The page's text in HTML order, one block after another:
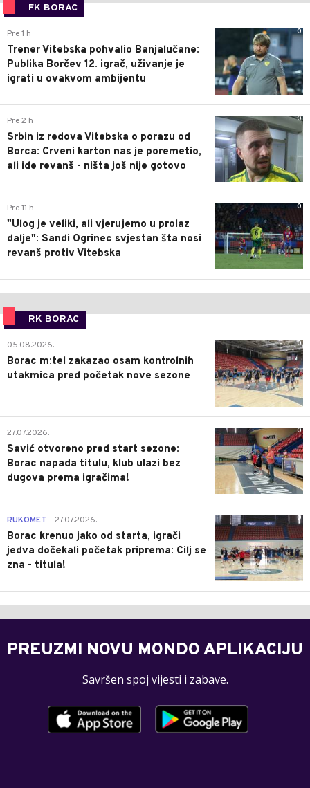
FK BORAC
0
Pre 1 h
Trener Vitebska pohvalio Banjalučane:
Publika Borčev 12. igrač, uživanje je
igrati u ovakvom ambijentu
0
Pre 2 h
Srbin iz redova Vitebska o porazu od
Borca: Crveni karton nas je poremetio,
ali ide revanš - ništa još nije gotovo
0
Pre 11 h
"Ulog je veliki, ali vjerujemo u prolaz
dalje": Sandi Ogrinec svjestan šta nosi
revanš protiv Vitebska
RK BORAC
0
05.08.2026.
Borac m:tel zakazao osam kontrolnih
utakmica pred početak nove sezone
0
27.07.2026.
Savić otvoreno pred start sezone:
Borac napada titulu, klub ulazi bez
dugova prema igračima!
0
RUKOMET 27.07.2026.
Borac krenuo jako od starta, igrači
jedva dočekali početak priprema: Cilj se
zna - titula!
PREUZMI NOVU MONDO APLIKACIJU
Savršen spoj vijesti i zabave.